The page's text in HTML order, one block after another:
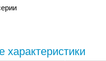
характеристики